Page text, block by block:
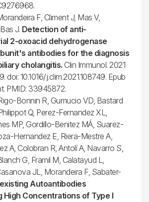
F, Climent J, Mas V,
J. Detection of anti-
2-oxoacid dehydrogenase
antibodies for the diagnosis
cholangitis. Clin Immunol. 2021
doi: 10.1016/j.clim.2021.108749. Epub
PMID: 33945872.
Bonnin R, Gumucio VD, Bastard
Q, Perez-Fernandez XL,
MP, Gordillo-Benitez MÁ, Suarez-
Hernandez E, Riera-Mestre A,
A, Colobran R, Antolí A, Navarro S,
G, Framil M, Calatayud L,
JL, Morandeira F, Sabater-
Autoantibodies
High Concentrations of Type I